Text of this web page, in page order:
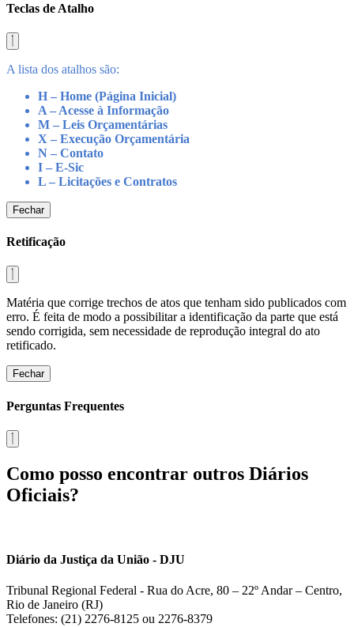
Teclas de Atalho
A lista dos atalhos são:
H – Home (Página Inicial)
A – Acesse à Informação
M – Leis Orçamentárias
X – Execução Orçamentária
N – Contato
I – E-Sic
L – Licitações e Contratos
Fechar
Retificação
Matéria que corrige trechos de atos que tenham sido publicados com
erro. É feita de modo a possibilitar a identificação da parte que está
sendo corrigida, sem necessidade de reprodução integral do ato
retificado.
Fechar
Perguntas Frequentes
Como posso encontrar outros Diários
Oficiais?
Diário da Justiça da União - DJU
Tribunal Regional Federal - Rua do Acre, 80 – 22º Andar – Centro,
Rio de Janeiro (RJ)
Telefones: (21) 2276-8125 ou 2276-8379